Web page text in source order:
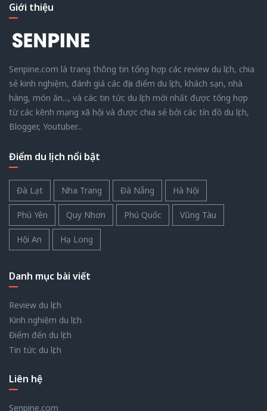
Giới thiệu
Senpine.com là trang thông tin tổng hợp các review du lịch, chia
sẻ kinh nghiệm, đánh giá các địa điểm du lịch, khách sạn, nhà
hàng, món ăn..., và các tin tức du lịch mới nhất được tổng hợp
từ các kênh mạng xã hội và được chia sẻ bởi các tín đồ du lịch,
Blogger, Youtuber...
Điểm du lịch nổi bật
Đà Lạt Nha Trang Đà Nẵng Hà Nội
Phú Yên Quy Nhơn Phú Quốc Vũng Tàu
Hội An Hạ Long
Danh mục bài viết
Review du lịch
Kinh nghiệm du lịch
Điểm đến du lịch
Tin tức du lịch
Liên hệ
Senpine.com